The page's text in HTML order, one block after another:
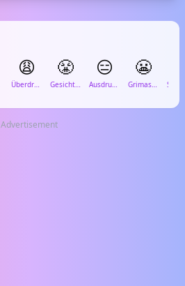
😩
Überdrüssiges Gesicht
😤
Gesicht mit Dampf aus der Nase
😑
Ausdrucksloses Gesicht
😬
Grimassierendes Gesicht
Advertisement